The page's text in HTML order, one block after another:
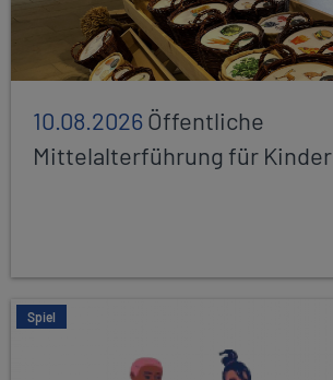
10.08.2026Öffentliche
Mittelalterführung für Kinder
Spiel